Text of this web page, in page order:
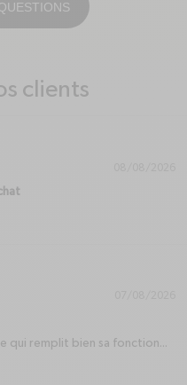
clients
qui remplit bien sa fonction...